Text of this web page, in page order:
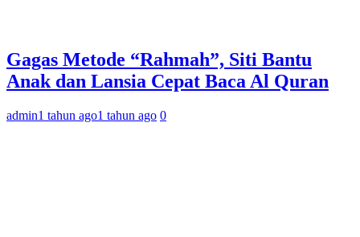
Gagas Metode “Rahmah”, Siti Bantu
Anak dan Lansia Cepat Baca Al Quran
admin1 tahun ago1 tahun ago 0